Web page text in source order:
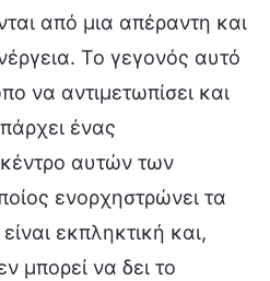
από μια απέραντη και
Το γεγονός αυτό
να αντιμετωπίσει και
ένας
αυτών των
ενορχηστρώνει τα
εκπληκτική και,
μπορεί να δει το